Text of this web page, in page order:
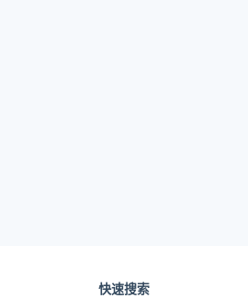
快速搜索